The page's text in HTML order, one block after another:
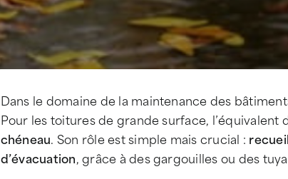
Dans le domaine de la maintenance des
Pour les toitures de grande surface,
chéneau. Son rôle est simple mais crucial :
d’évacuation, grâce à des gargouilles ou des